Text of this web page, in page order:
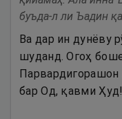
буъда-л ли Ъадин
Ва дар ин дунёву
шуданд. Огоҳ
бар Од, қавми Ҳуд!